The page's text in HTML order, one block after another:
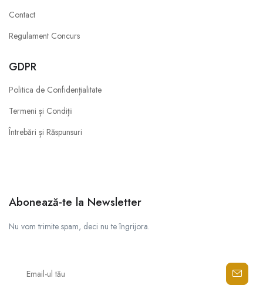
Contact
Regulament Concurs
GDPR
Politica de Confidențialitate
Termeni și Condiții
Întrebări și Răspunsuri
Abonează-te la Newsletter
Nu vom trimite spam, deci nu te îngrijora.